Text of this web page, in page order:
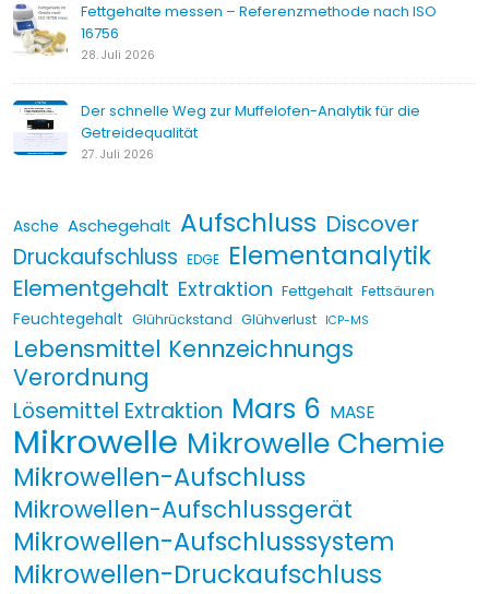
Fettgehalte messen – Referenzmethode nach ISO
16756
28. Juli 2026
Der schnelle Weg zur Muffelofen-Analytik für die
Getreidequalität
27. Juli 2026
Asche Aschegehalt Aufschluss Discover
Druckaufschluss EDGE Elementanalytik
Elementgehalt Extraktion Fettgehalt Fettsäuren
Feuchtegehalt Glührückstand Glühverlust ICP-MS
Lebensmittel Kennzeichnungs
Verordnung
Lösemittel Extraktion Mars 6 MASE
Mikrowelle Mikrowelle Chemie
Mikrowellen-Aufschluss
Mikrowellen-Aufschlussgerät
Mikrowellen-Aufschlusssystem
Mikrowellen-Druckaufschluss